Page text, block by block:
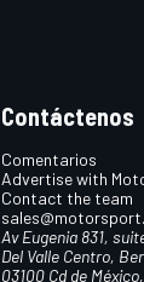
Contáctenos
Comentarios
Advertise with
Contact the team
Av Eugenia 831,
Del Valle Centro,
03100 Cd de